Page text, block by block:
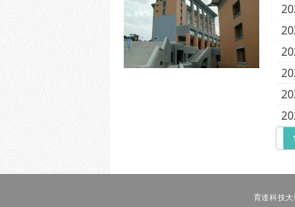
1
育達科技